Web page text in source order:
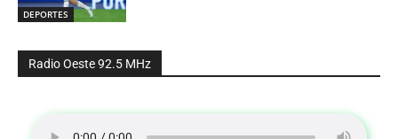
DEPORTES
Radio Oeste 92.5 MHz